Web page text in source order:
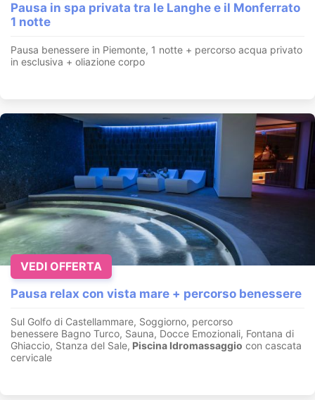
Pausa in spa privata tra le Langhe e il Monferrato
1 notte
Pausa benessere in Piemonte, 1 notte + percorso acqua privato
in esclusiva + oliazione corpo
Pausa relax con vista mare + percorso benessere
Sul Golfo di Castellammare, Soggiorno, percorso
benessere Bagno Turco, Sauna, Docce Emozionali, Fontana di
Ghiaccio, Stanza del Sale, Piscina Idromassaggio con cascata
cervicale
VEDI OFFERTA